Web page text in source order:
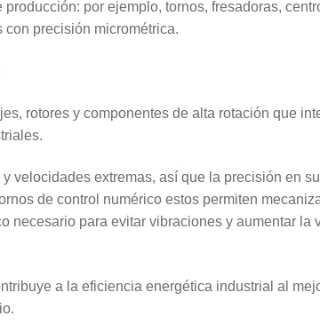
por ejemplo, tornos, fresadoras,
precisión micrométrica.
rotores y componentes de alta rotación que
velocidades extremas, así que la precisión en su
de control numérico estos permiten
necesario para evitar vibraciones y aumentar la
a la eficiencia energética industrial al